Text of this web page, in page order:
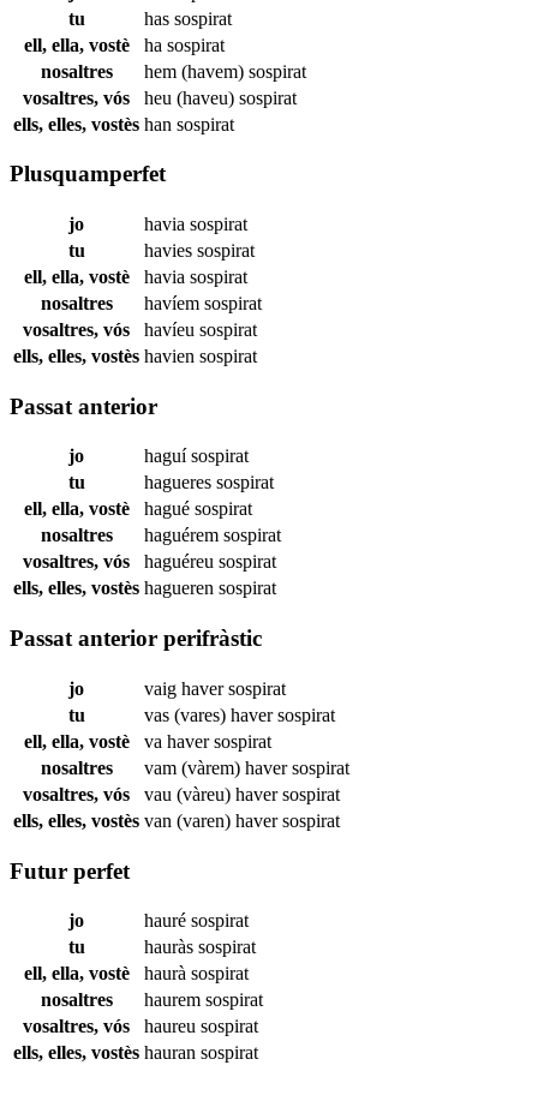
tu
has sospirat
ell, ella, vostè
ha sospirat
nosaltres
hem (havem) sospirat
vosaltres, vós
heu (haveu) sospirat
ells, elles, vostès han sospirat
Plusquamperfet
jo havia sospirat
tu
havies sospirat
ell, ella, vostè
havia sospirat
nosaltres
havíem sospirat
vosaltres, vós
havíeu sospirat
ells, elles, vostès havien sospirat
Passat anterior
jo haguísospirat
tu
hagueres sospirat
ell, ella, vostè
hagué sospirat
nosaltres
haguérem sospirat
vosaltres, vós
haguéreu sospirat
ells, elles, vostès hagueren sospirat
Passat anterior perifràstic
jo vaig haversospirat
tu
vas (vares) haversospirat
ell, ella, vostè
va haversospirat
nosaltres
vam (vàrem) haversospirat
vosaltres, vós
vau (vàreu) haversospirat
ells, elles, vostès van (varen) haversospirat
Futur perfet
jo hauré sospirat
tu
hauràs sospirat
ell, ella, vostè
haurà sospirat
nosaltres
haurem sospirat
vosaltres, vós
haureu sospirat
ells, elles, vostès hauran sospirat